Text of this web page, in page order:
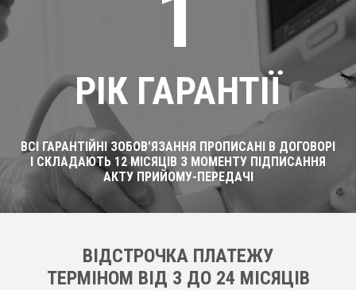
РІК ГАРАНТІЇ
ВСІ ГАРАНТІЙНІ ЗОБОВ'ЯЗАННЯ ПРОПИСАНІ В ДОГОВОРІ
І СКЛАДАЮТЬ 12 МІСЯЦІВ З МОМЕНТУ ПІДПИСАННЯ
АКТУ ПРИЙОМУ-ПЕРЕДАЧІ
ВІДСТРОЧКА ПЛАТЕЖУ
ТЕРМІНОМ ВІД 3 ДО 24 МІСЯЦІВ